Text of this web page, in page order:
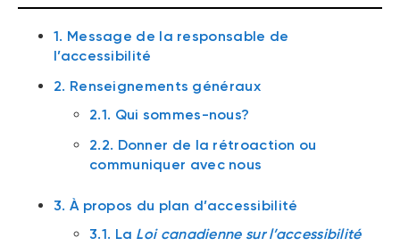
1. Message de la responsable de
l’accessibilité
2. Renseignements généraux
2.1. Qui sommes-nous?
2.2. Donner de la rétroaction ou
communiquer avec nous
3. À propos du plan d’accessibilité
3.1. La Loi canadienne sur l’accessibilité